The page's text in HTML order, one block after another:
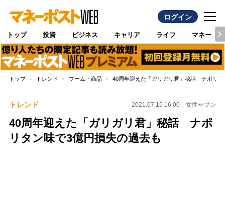
ログイン
トップ 投資 ビジネス キャリア ライフ マネー
トップ トレンド ブーム・商品 40周年迎えた「ガリガリ君」秘話 ナポリタ
トレンド 2021.07.15 16:00 女性セブン
40周年迎えた「ガリガリ君」秘話 ナポ
リタン味で3億円損失の過去も